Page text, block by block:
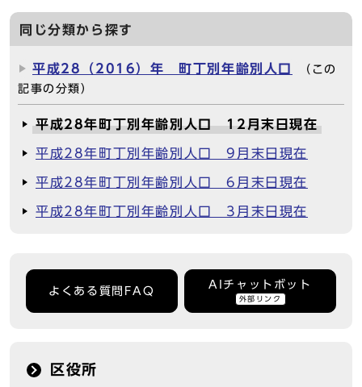
同じ分類から探す
平成28（2016）年 町丁別年齢別人口
（この
記事の分類）
平成28年町丁別年齢別人口 12月末日現在
平成28年町丁別年齢別人口 9月末日現在
平成28年町丁別年齢別人口 6月末日現在
平成28年町丁別年齢別人口 3月末日現在
よくある質問FAQ
AIチャットボット
外部リンク
区役所